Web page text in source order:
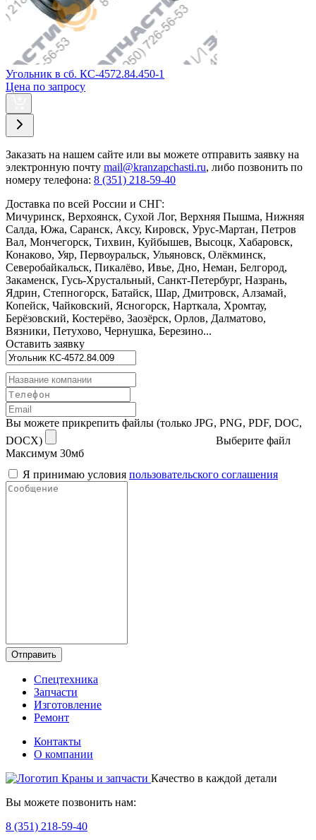
Угольник в сб. КС-4572.84.450-1
Цена по запросу
Заказать на нашем сайте или вы можете отправить заявку на
электронную почту mail@kranzapchasti.ru, либо позвонить по
номеру телефона: 8 (351) 218-59-40
Доставка по всей России и СНГ:
Мичуринск, Верхоянск, Сухой Лог, Верхняя Пышма, Нижняя
Салда, Южа, Саранск, Аксу, Кировск, Урус-Мартан, Петров
Вал, Мончегорск, Тихвин, Куйбышев, Высоцк, Хабаровск,
Конаково, Уяр, Первоуральск, Ульяновск, Олёкминск,
Северобайкальск, Пикалёво, Ивье, Дно, Неман, Белгород,
Закаменск, Гусь-Хрустальный, Санкт-Петербург, Назрань,
Ядрин, Степногорск, Батайск, Шар, Дмитровск, Алзамай,
Копейск, Чайковский, Ясногорск, Нарткала, Хромтау,
Берёзовский, Костерёво, Заозёрск, Орлов, Далматово,
Вязники, Петухово, Чернушка, Березино...
Оставить заявку
Вы можете прикрепить файлы (только JPG, PNG, PDF, DOC,
DOCX)
Выберите файл
Максимум 30мб
Я принимаю условия пользовательского соглашения
Отправить
Спецтехника
Запчасти
Изготовление
Ремонт
Контакты
О компании
Качество в каждой детали
Вы можете позвонить нам:
8 (351) 218-59-40